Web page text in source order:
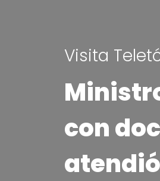
Visita
con